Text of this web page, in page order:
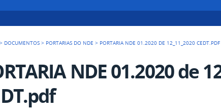
> DOCUMENTOS > PORTARIAS DO NDE > PORTARIA NDE 01.2020 DE 12_11_2020 CEDT.PDF
NDE 01.2020 de